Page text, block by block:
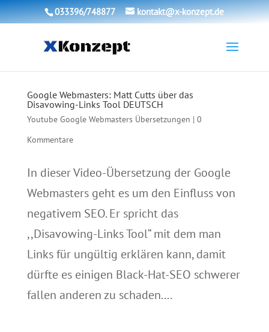
033396/748877 kontakt@x-konzept.de
Google Webmasters: Matt Cutts über das
Disavowing-Links Tool DEUTSCH
Youtube Google Webmasters Übersetzungen | 0
Kommentare
In dieser Video-Übersetzung der Google
Webmasters geht es um den Einfluss von
negativem SEO. Er spricht das
,,Disavowing-Links Tool“ mit dem man
Links für ungültig erklären kann, damit
dürfte es einigen Black-Hat-SEO schwerer
fallen anderen zu schaden....